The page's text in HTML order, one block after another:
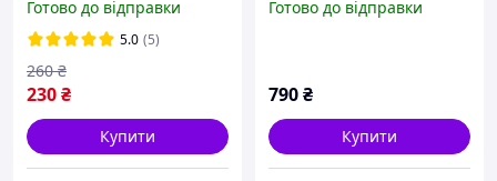
автоматичний нарізний
25А, Автоматична пробка
для лічильника 25 А
Готово до відправки
5.0 (5)
230₴
260 ₴
Купити
DIN однофазний Tuya,
Готово до відправки
790₴
Купити